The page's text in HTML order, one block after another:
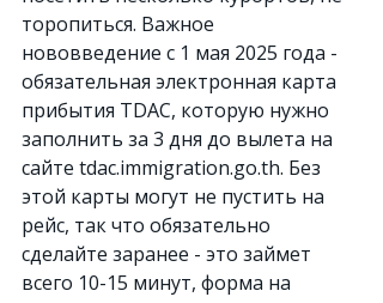
торопиться. Важное
нововведение с 1 мая 2025 года -
обязательная электронная карта
прибытия TDAC, которую нужно
заполнить за 3 дня до вылета на
сайте tdac.immigration.go.th. Без
этой карты могут не пустить на
рейс, так что обязательно
сделайте заранее - это займет
всего 10-15 минут, форма на